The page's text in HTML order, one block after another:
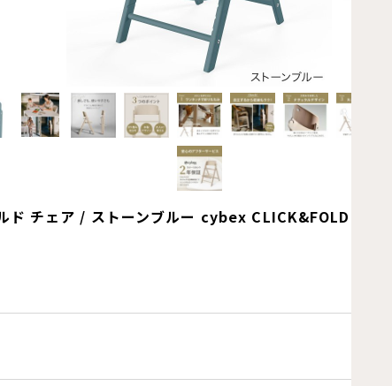
ド チェア / ストーンブルー cybex CLICK&FOLD CHAIR